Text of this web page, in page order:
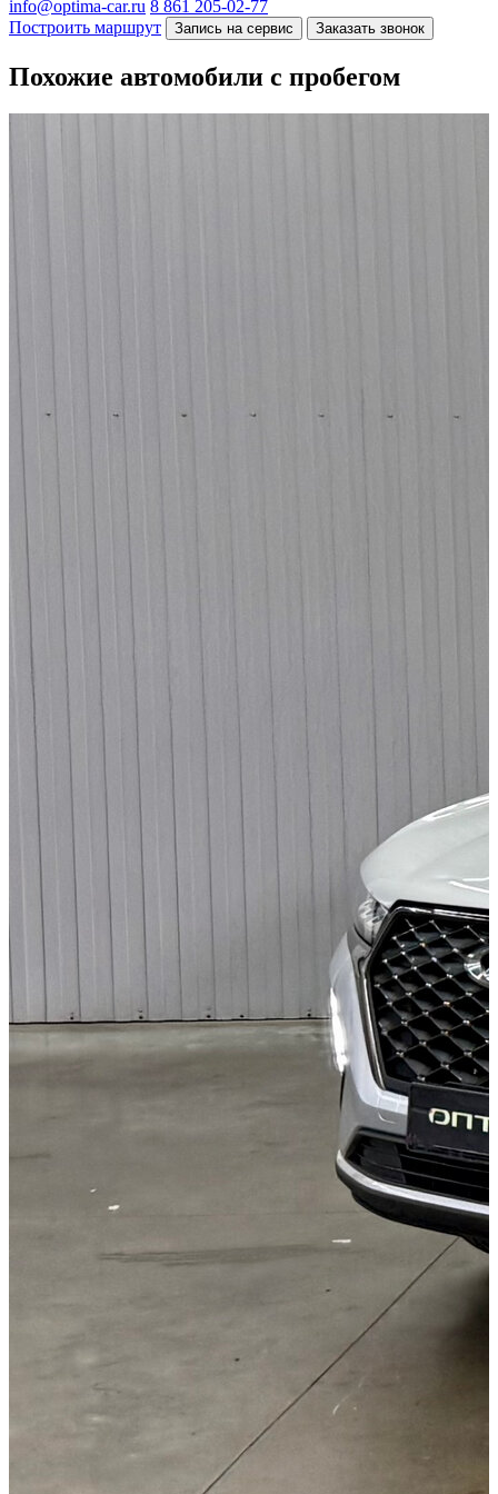
info@optima-car.ru 8 861 205-02-77
Построить маршрут
Запись на сервис Заказать звонок
Похожие автомобили с пробегом